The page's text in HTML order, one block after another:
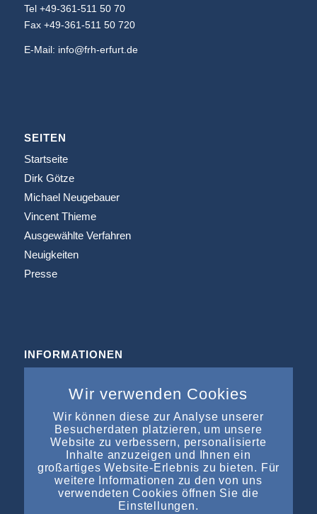
Tel +49-361-511 50 70
Fax +49-361-511 50 720
E-Mail: info@frh-erfurt.de
SEITEN
Startseite
Dirk Götze
Michael Neugebauer
Vincent Thieme
Ausgewählte Verfahren
Neuigkeiten
Presse
INFORMATIONEN
Impressum
Datenschutz
Kontakt
Wir verwenden Cookies
Wir können diese zur Analyse unserer
Besucherdaten platzieren, um unsere
Website zu verbessern, personalisierte
Inhalte anzuzeigen und Ihnen ein
großartiges Website-Erlebnis zu bieten. Für
weitere Informationen zu den von uns
verwendeten Cookies öffnen Sie die
Einstellungen.